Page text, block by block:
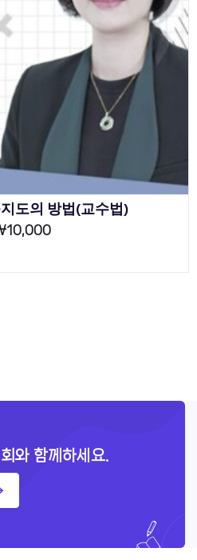
도의 방법(교수법)
10,000
와 함께하세요.